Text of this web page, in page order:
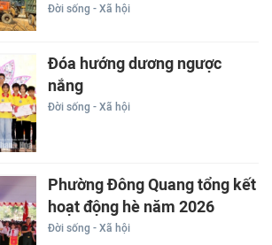
Đời sống - Xã hội
Đóa hướng dương ngược
nắng
Đời sống - Xã hội
Phường Đông Quang tổng kết
hoạt động hè năm 2026
Đời sống - Xã hội